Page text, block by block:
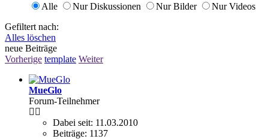
Alle
Nur Diskussionen Nur Bilder Nur Videos
Gefiltert nach:
Alles löschen
neue Beiträge
Vorherige template Weiter
MueGlo
Forum-Teilnehmer
Dabei seit: 11.03.2010
Beiträge: 1137